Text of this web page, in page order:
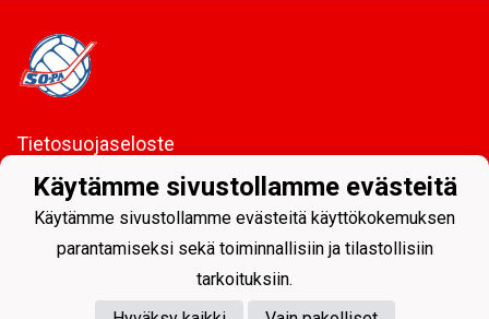
Tietosuojaseloste
Sodankylän Pallo ry - Nuorissa on tulevaisuus
Käytämme sivustollamme evästeitä
Käytämme sivustollamme evästeitä käyttökokemuksen
parantamiseksi sekä toiminnallisiin ja tilastollisiin
tarkoituksiin.